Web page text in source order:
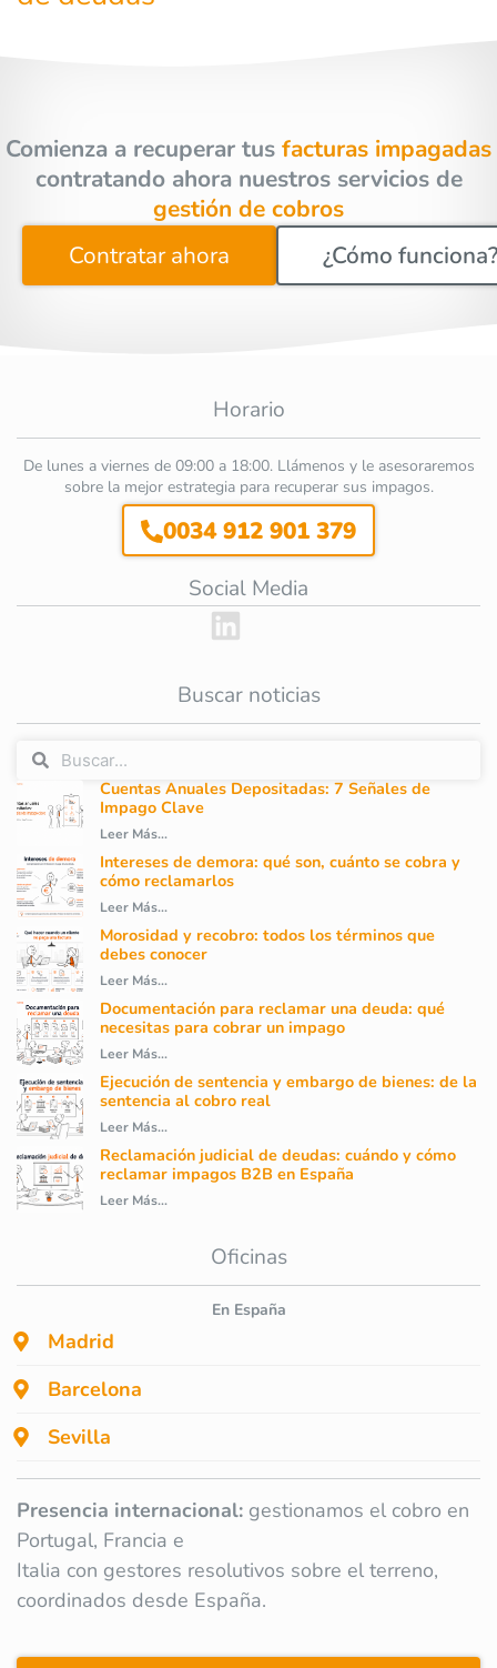
Comienza a recuperar tus facturas impagadas
contratando ahora nuestros servicios de
gestión de cobros
Contratar ahora
¿Cómo funciona?
Horario
De lunes a viernes de 09:00 a 18:00. Llámenos y le asesoraremos
sobre la mejor estrategia para recuperar sus impagos.
0034 912 901 379
Social Media
Buscar noticias
Cuentas Anuales Depositadas: 7 Señales de
Impago Clave
Leer Más...
Intereses de demora: qué son, cuánto se cobra y
cómo reclamarlos
Leer Más...
Morosidad y recobro: todos los términos que
debes conocer
Leer Más...
Documentación para reclamar una deuda: qué
necesitas para cobrar un impago
Leer Más...
Ejecución de sentencia y embargo de bienes: de la
sentencia al cobro real
Leer Más...
Reclamación judicial de deudas: cuándo y cómo
reclamar impagos B2B en España
Leer Más...
Oficinas
En España
Madrid
Barcelona
Sevilla
Presencia internacional: gestionamos el cobro en
Portugal, Francia e
Italia con gestores resolutivos sobre el terreno,
coordinados desde España.